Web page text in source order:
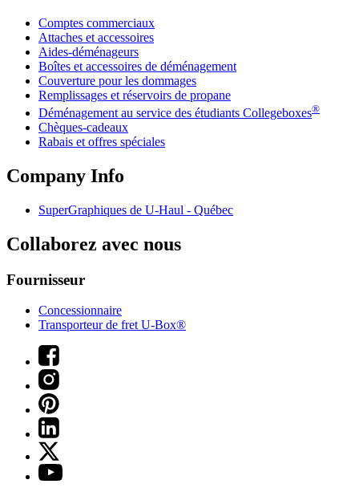
Comptes commerciaux
Attaches et accessoires
Aides-déménageurs
Boîtes et accessoires de déménagement
Couverture pour les dommages
Remplissages et réservoirs de propane
Déménagement au service des étudiants Collegeboxes®
Chèques-cadeaux
Rabais et offres spéciales
Company Info
SuperGraphiques de U-Haul - Québec
Collaborez avec nous
Fournisseur
Concessionnaire
Transporteur de fret U-Box®